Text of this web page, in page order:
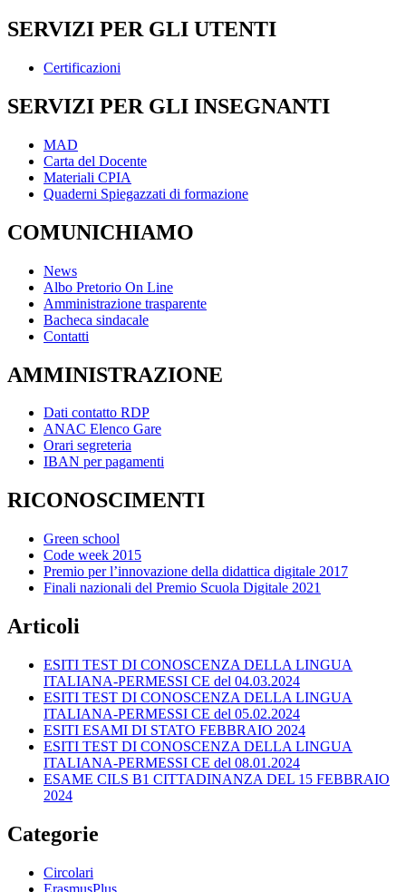
SERVIZI PER GLI UTENTI
Certificazioni
SERVIZI PER GLI INSEGNANTI
MAD
Carta del Docente
Materiali CPIA
Quaderni Spiegazzati di formazione
COMUNICHIAMO
News
Albo Pretorio On Line
Amministrazione trasparente
Bacheca sindacale
Contatti
AMMINISTRAZIONE
Dati contatto RDP
ANAC Elenco Gare
Orari segreteria
IBAN per pagamenti
RICONOSCIMENTI
Green school
Code week 2015
Premio per l’innovazione della didattica digitale 2017
Finali nazionali del Premio Scuola Digitale 2021
Articoli
ESITI TEST DI CONOSCENZA DELLA LINGUA
ITALIANA-PERMESSI CE del 04.03.2024
ESITI TEST DI CONOSCENZA DELLA LINGUA
ITALIANA-PERMESSI CE del 05.02.2024
ESITI ESAMI DI STATO FEBBRAIO 2024
ESITI TEST DI CONOSCENZA DELLA LINGUA
ITALIANA-PERMESSI CE del 08.01.2024
ESAME CILS B1 CITTADINANZA DEL 15 FEBBRAIO
2024
Categorie
Circolari
ErasmusPlus